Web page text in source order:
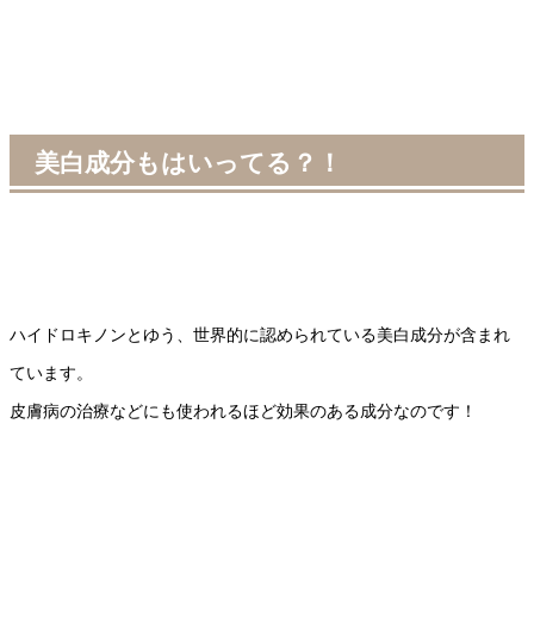
美白成分もはいってる？！
ハイドロキノンとゆう、世界的に認められている美白成分が含まれ
ています。
皮膚病の治療などにも使われるほど効果のある成分なのです！